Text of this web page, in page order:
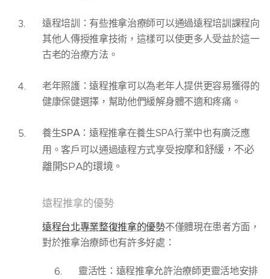
遠程培訓 ：有些推拿治療師可以通過遠程培訓課程向
其他人傳授推拿技術，這樣可以使更多人受益於這一
古老的治療方法。
老年照護：遠程推拿可以為老年人提供更容易獲得的
健康保健選擇，幫助他們緩解身體不適和疼痛。
養生SPA：遠程推拿在養生SPA行業中也有廣泛應
用。客戶可以通過遠程方式享受按摩和舒緩，不必
離開SPA的環境。
遠程推拿的優勢
遠程台北專業整復推拿的優勢不僅體現在患者方面，
對於推拿治療師也有許多好處：
靈活性 ：遠程推拿允許治療師更靈活地安排